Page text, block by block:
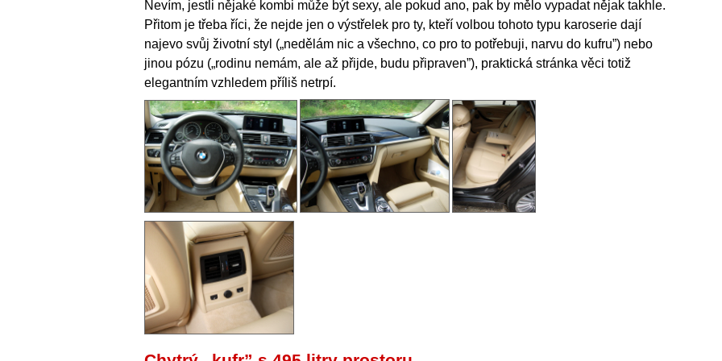
Nevím, jestli nějaké kombi může být sexy, ale pokud ano, pak by mělo vypadat nějak takhle.
Přitom je třeba říci, že nejde jen o výstřelek pro ty, kteří volbou tohoto typu karoserie dají
najevo svůj životní styl („nedělám nic a všechno, co pro to potřebuji, narvu do kufru”) nebo
jinou pózu („rodinu nemám, ale až přijde, budu připraven”), praktická stránka věci totiž
elegantním vzhledem příliš netrpí.